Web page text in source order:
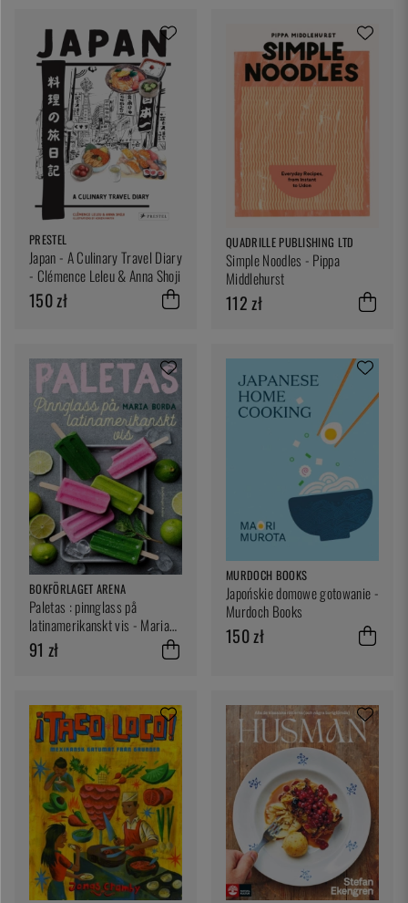
PRESTEL
Japan - A Culinary Travel Diary
- Clémence Leleu & Anna Shoji
150 zł
QUADRILLE PUBLISHING LTD
Simple Noodles - Pippa
Middlehurst
112 zł
BOKFÖRLAGET ARENA
Paletas : pinnglass på
latinamerikanskt vis - Maria
Borda
91 zł
MURDOCH BOOKS
Japońskie domowe gotowanie -
Murdoch Books
150 zł